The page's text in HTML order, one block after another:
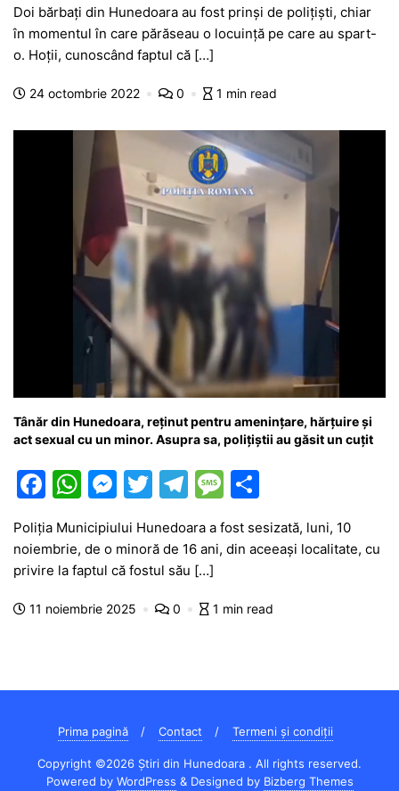
c
e
b
o
at
s
A
p
s
s
e
g
er
itt
er
e
gr
a
m
s
a
e
ta
a
ă
Doi bărbați din Hunedoara au fost prinși de polițiști, chiar
în momentul în care părăseau o locuință pe care au spart-
o. Hoții, cunoscând faptul că […]
24 octombrie 2022 0 1 min read
Tânăr din Hunedoara, reținut pentru amenințare, hărțuire și
act sexual cu un minor. Asupra sa, polițiștii au găsit un cuțit
F
c
e
b
k
W
h
at
s
A
M
e
s
s
e
er
T
itt
er
T
e
gr
a
m
M
e
s
a
ar
ta
a
Poliția Municipiului Hunedoara a fost sesizată, luni, 10
noiembrie, de o minoră de 16 ani, din aceeași localitate, cu
privire la faptul că fostul său […]
11 noiembrie 2025 0 1 min read
Prima pagină Contact Termeni și condiții
Copyright ©2026 Știri din Hunedoara . All rights reserved.
Powered by WordPress & Designed by Bizberg Themes